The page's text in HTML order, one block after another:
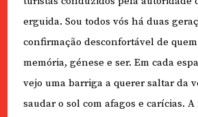
erguida. Sou todos vós há duas
confirmação desconfortável de
memória, génese e ser. Em cada
vejo uma barriga a querer saltar da
saudar o sol com afagos e carícias.